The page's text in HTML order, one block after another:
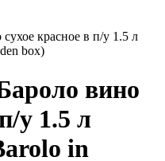
красное в п/у 1.5 л
box)
вино
у 1.5 л
in